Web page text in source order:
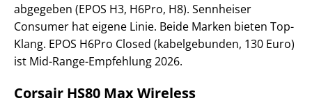
abgegeben (EPOS H3, H6Pro, H8). Sennheiser
Consumer hat eigene Linie. Beide Marken bieten Top-
Klang. EPOS H6Pro Closed (kabelgebunden, 130 Euro)
ist Mid-Range-Empfehlung 2026.
Corsair HS80 Max Wireless